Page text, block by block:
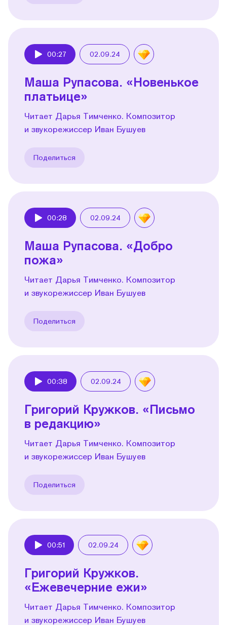
00:27 02.09.24
Маша Рупасова. «Новенькое
платьице»
Читает Дарья Тимченко. Композитор
и звукорежиссер Иван Бушуев
Поделиться
00:28 02.09.24
Маша Рупасова. «Добро
пожа»
Читает Дарья Тимченко. Композитор
и звукорежиссер Иван Бушуев
Поделиться
00:38 02.09.24
Григорий Кружков. «Письмо
в редакцию»
Читает Дарья Тимченко. Композитор
и звукорежиссер Иван Бушуев
Поделиться
00:51 02.09.24
Григорий Кружков.
«Ежевечерние ежи»
Читает Дарья Тимченко. Композитор
и звукорежиссер Иван Бушуев